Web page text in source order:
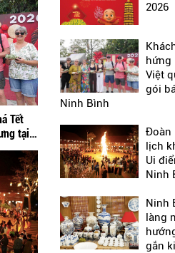
Tết
tại
2026
hứng
Việt
gói
Ninh Bình
Đoàn
lịch
Ui
Ninh
Ninh
làng
gắn